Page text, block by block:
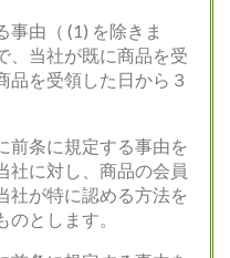
事由（ (1) を除きま
、当社が既に商品を受
品を受領した日から３
前条に規定する事由を
社に対し、商品の会員
社が特に認める方法を
とします。